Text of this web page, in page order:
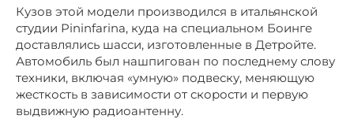
Кузов этой модели производился в итальянской
студии Pininfarina, куда на специальном Боинге
доставлялись шасси, изготовленные в Детройте.
Автомобиль был нашпигован по последнему слову
техники, включая «умную» подвеску, меняющую
жесткость в зависимости от скорости и первую
выдвижную радиоантенну.